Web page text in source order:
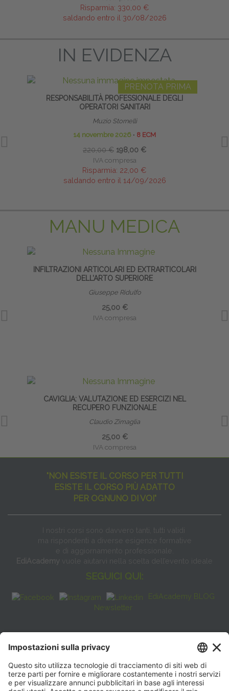
Risparmia: 330,00 €
saldando entro il 30/08/2026
IN EVIDENZA
PRENOTA PRIMA
RESPONSABILITÀ PROFESSIONALE DEGLI
OPERATORI SANITARI
Muzio Stornelli
14 novembre 2026 ∙ 8 ECM
220,00 € 198,00 €
IVA compresa
Risparmia: 22,00 €
saldando entro il 14/09/2026
MANU MEDICA
INFILTRAZIONI ARTICOLARI ED EXTRARTICOLARI
DELL’ARTO SUPERIORE
Giuseppe Ridulfo
25,00 €
IVA compresa
CAVIGLIA: VALUTAZIONE ED ESERCIZI NEL
RECUPERO FUNZIONALE
Claudio Zimaglia
25,00 €
IVA compresa
"NON ESISTE IL CORSO PER TUTTI
ESISTE IL CORSO PIÙ ADATTO
PER OGNUNO DI VOI"
I nostri corsi sono davvero tanti, tutti validi
ma rispondenti a diverse esigenze formative
e di aggiornamento professionale.
EdiAcademy vuole aiutarvi nella scelta dell’evento ideale
SEGUICI QUI:
EdiAcademy BLOG
Newsletter
FAQ
CONTATTI
EdiAcademy